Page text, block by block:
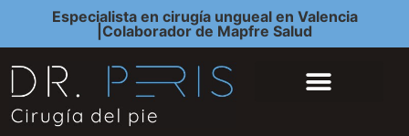
Especialista en cirugía ungueal en Valencia
|Colaborador de Mapfre Salud